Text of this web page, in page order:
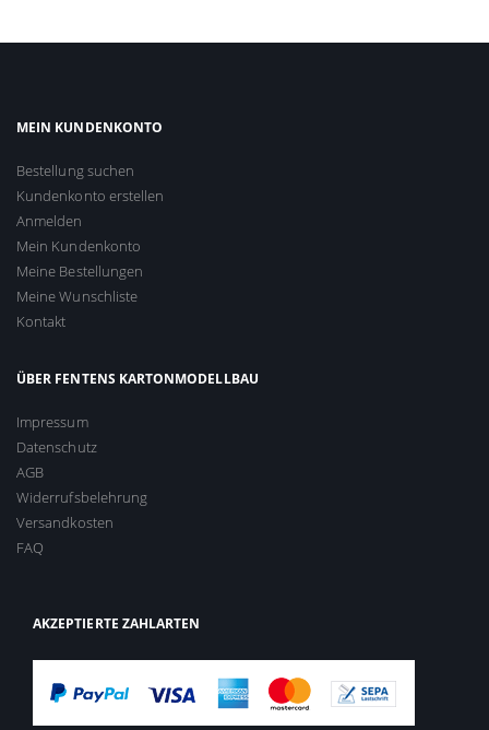
MEIN KUNDENKONTO
Bestellung suchen
Kundenkonto erstellen
Anmelden
Mein Kundenkonto
Meine Bestellungen
Meine Wunschliste
Kontakt
ÜBER FENTENS KARTONMODELLBAU
Impressum
Datenschutz
AGB
Widerrufsbelehrung
Versandkosten
FAQ
AKZEPTIERTE ZAHLARTEN